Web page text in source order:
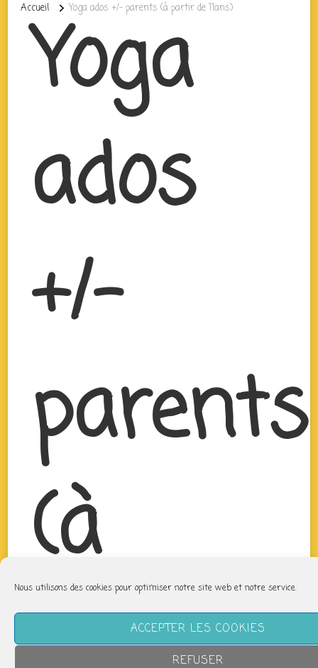
Nous utilisons des cookies pour optimiser notre site web et notre service.
ACCEPTER LES COOKIES
REFUSER
Accueil Yoga ados +/- parents (à partir de 11ans)
Yoga
ados
+/-
parents
(à